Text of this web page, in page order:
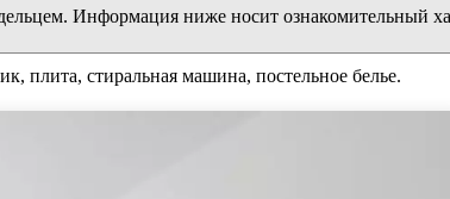
Информация ниже носит ознакомительный
плита, стиральная машина, постельное белье.